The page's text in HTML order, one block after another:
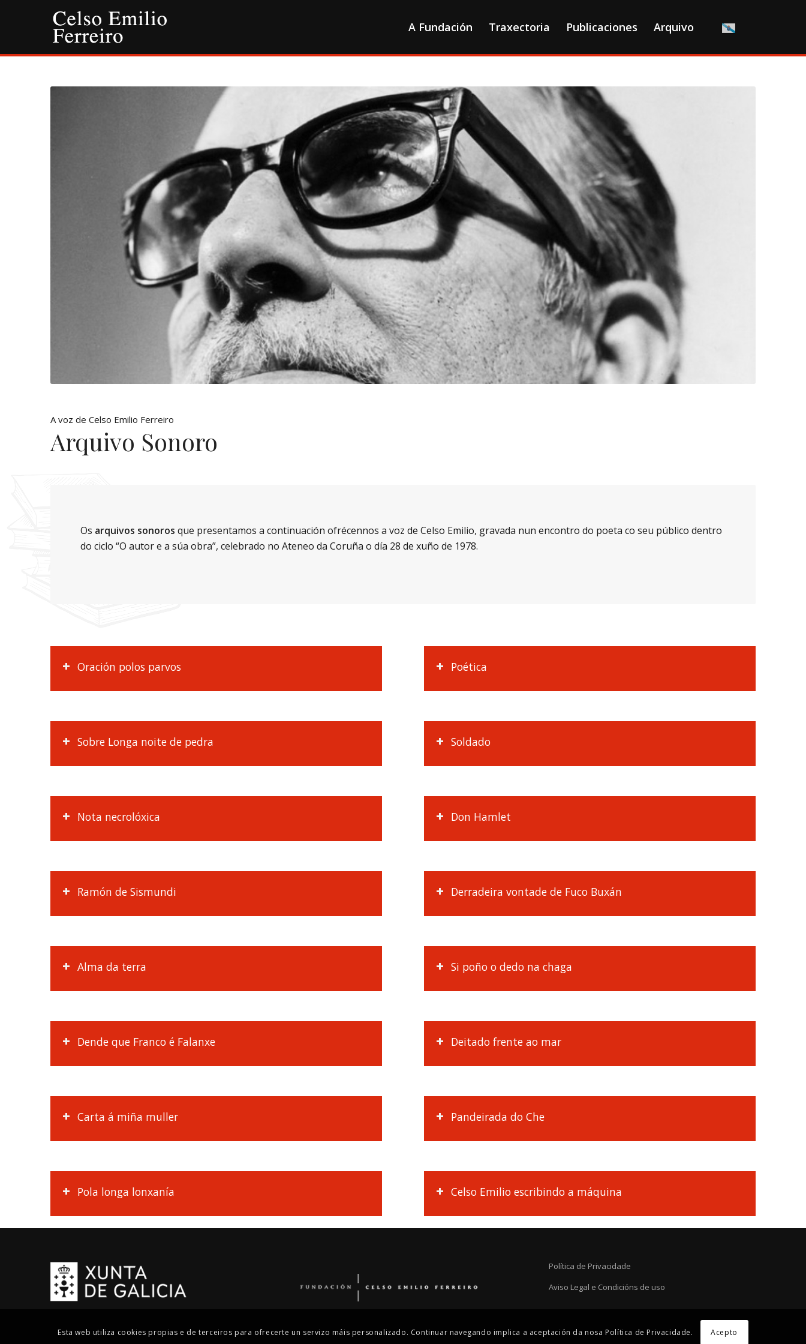
A Fundación Traxectoria Publicaciones Arquivo
A voz de Celso Emilio Ferreiro
Arquivo Sonoro
Os arquivos sonoros que presentamos a continuación ofrécennos a voz de Celso Emilio, gravada nun encontro do poeta co seu público dentro
do ciclo “O autor e a súa obra”, celebrado no Ateneo da Coruña o día 28 de xuño de 1978.
Oración polos parvos Poética
Sobre Longa noite de pedra Soldado
Nota necrolóxica Don Hamlet
Ramón de Sismundi Derradeira vontade de Fuco Buxán
Alma da terra Si poño o dedo na chaga
Dende que Franco é Falanxe Deitado frente ao mar
Carta á miña muller Pandeirada do Che
Pola longa lonxanía Celso Emilio escribindo a máquina
Política de Privacidade
Aviso Legal e Condicións de uso
Esta web utiliza cookies propias e de terceiros para ofrecerte un servizo máis personalizado. Continuar navegando implica a aceptación da nosa Política de Privacidade. Acepto